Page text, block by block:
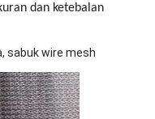
dan ketebalan
sabuk wire mesh